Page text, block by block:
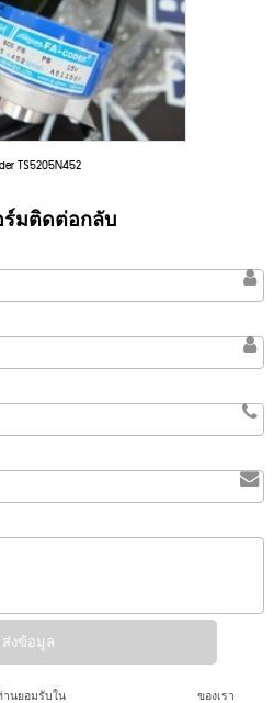
TS5205N452
มติดต่อกลับ
านยอมรับในนโยบายความเป็นส่วนตัว ของเรา